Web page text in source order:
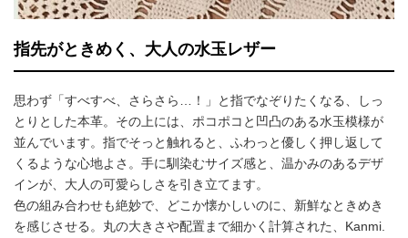
指先がときめく、大人の水玉レザー
思わず「すべすべ、さらさら…！」と指でなぞりたくなる、しっ
とりとした本革。その上には、ポコポコと凹凸のある水玉模様が
並んでいます。指でそっと触れると、ふわっと優しく押し返して
くるような心地よさ。手に馴染むサイズ感と、温かみのあるデザ
インが、大人の可愛らしさを引き立てます。
色の組み合わせも絶妙で、どこか懐かしいのに、新鮮なときめき
を感じさせる。丸の大きさや配置まで細かく計算された、Kanmi.